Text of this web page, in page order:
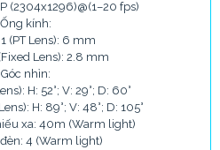
(2304x1296)@(1–20 fps)
kính:
(PT Lens): 6 mm
Lens): 2.8 mm
Góc nhìn:
H: 52°; V: 29°; D: 60°
H: 89°; V: 48°; D: 105°
xa: 40m (Warm light)
4 (Warm light)